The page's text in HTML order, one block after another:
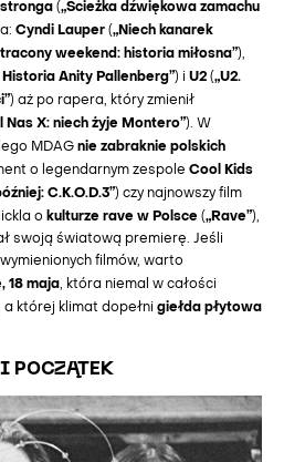
(„Ścieżka dźwiękowa zamachu
Cyndi Lauper („Niech kanarek
weekend: historia miłosna”),
Historia Anity Pallenberg”) i U2 („U2.
) aż po rapera, który zmienił
Nas X: niech żyje Montero”). W
MDAG nie zabraknie polskich
o legendarnym zespole Cool Kids
C.K.O.D.3”) czy najnowszy film
o kulturze rave w Polsce („Rave”),
swoją światową premierę. Jeśli
filmów, warto
18 maja, która niemal w całości
której klimat dopełni giełda płytowa
POCZĄTEK